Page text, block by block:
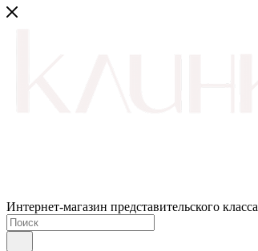
Интернет-магазин представительского класса